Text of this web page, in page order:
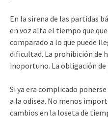
En la sirena de las partidas
en voz alta el tiempo que
comparado a lo que puede
dificultad. La prohibición de
inoportuno. La obligación
Si ya era complicado
a la odisea. No menos
cambios en la loseta de